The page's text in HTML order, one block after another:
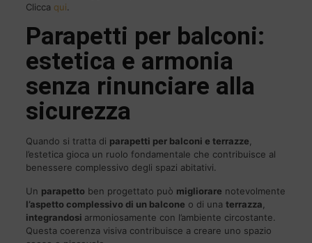
Clicca qui
Parapetti per balconi:
estetica e armonia
senza rinunciare alla
sicurezza
Quando si tratta di parapetti per balconi e terrazze
l’estetica gioca un ruolo fondamentale che contribuisce al
benessere complessivo degli spazi abitativi.
Un parapettoben progettato può migliorare notevolmente
l’aspetto complessivo di un balcone o di una terrazza
integrandosi armoniosamente con l’ambiente circostante.
Questa coerenza visiva contribuisce a creare uno spazio